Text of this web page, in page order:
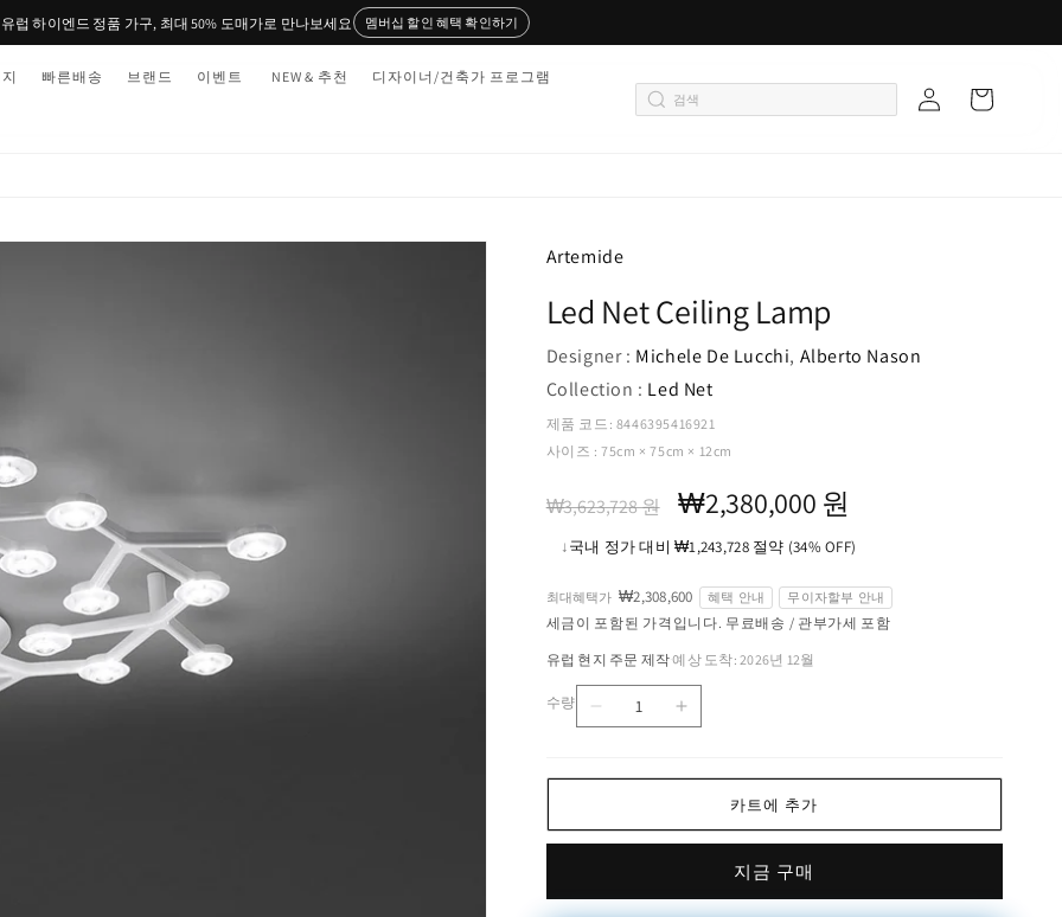
유럽 하이엔드 정품 가구, 최대 50% 도매가로 만나보세요 멤버십 할인 혜택 확인하기
빠른배송 브랜드 이벤트 NEW & 추천 디자이너/건축가 프로그램
그
트
Artemide
Led Net Ceiling Lamp
Designer : Michele De Lucchi, Alberto Nason
Collection : Led Net
제품 코드: 8446395416921
사이즈 : 75cm × 75cm × 12cm
정
₩3,623,728 원
할
가
₩2,380,000 원
↓국내 정가 대비 ₩1,243,728 절약 (34% OFF)
최대혜택가 ₩2,308,600 혜택 안내 무이자할부 안내
세금이 포함된 가격입니다. 무료배송 / 관부가세 포함
유럽 현지 주문 제작·예상 도착: 2026년 12월
수량
량
임
Led
량
림
카트에 추가
지금 구매